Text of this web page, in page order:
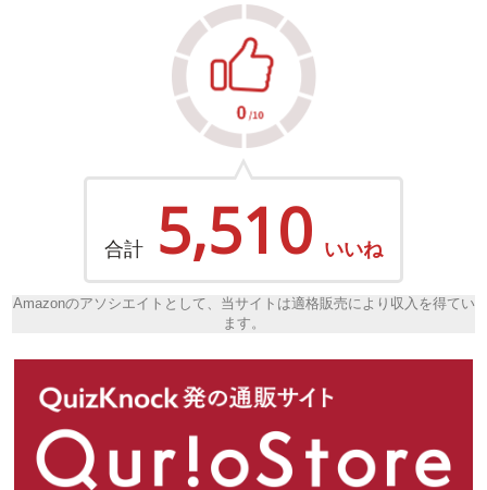
合計 5,510 いいね
Amazonのアソシエイトとして、当サイトは適格販売により収入を得てい
ます。